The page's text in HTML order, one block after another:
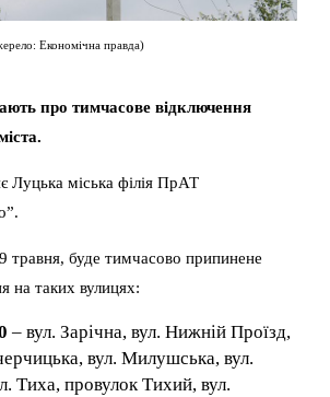
Економічна правда)
про тимчасове відключення
Луцька міська філія ПрАТ
травня, буде тимчасово припинене
на таких вулицях:
– вул. Зарічна, вул. Нижній Проїзд,
вул. Милушська, вул.
Тиха, провулок Тихий, вул.